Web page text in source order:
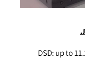
DSD: up to